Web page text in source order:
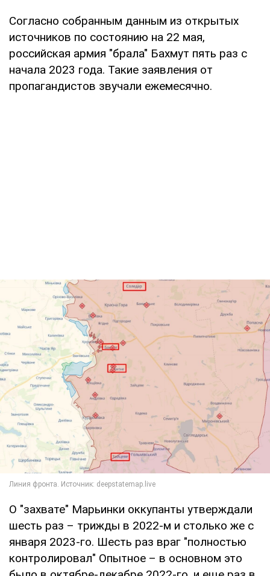
Согласно собранным данным из открытых
источников по состоянию на 22 мая,
российская армия "брала" Бахмут пять раз с
начала 2023 года. Такие заявления от
пропагандистов звучали ежемесячно.
О "захвате" Марьинки оккупанты утверждали
шесть раз – трижды в 2022-м и столько же с
января 2023-го. Шесть раз враг "полностью
контролировал" Опытное – в основном это